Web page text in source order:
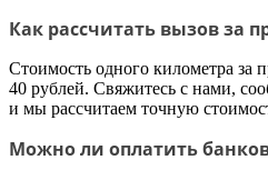
Как рассчитать вызов за
Стоимость одного километра за
40 рублей. Свяжитесь с нами,
и мы рассчитаем точную
Можно ли оплатить